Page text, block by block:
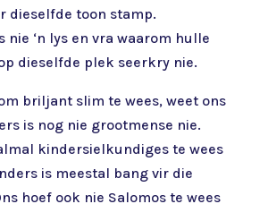
dieselfde toon stamp.
nie ‘n lys en vra waarom hulle
dieselfde plek seerkry nie.
briljant slim te wees, weet ons
is nog nie grootmense nie.
kindersielkundiges te wees
is meestal bang vir die
hoef ook nie Salomos te wees